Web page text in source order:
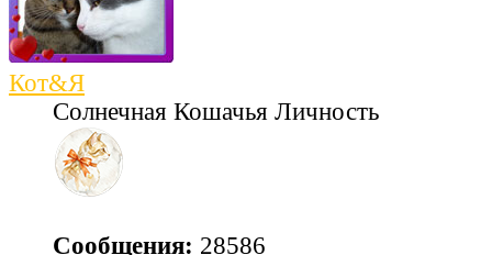
Кот&Я
Солнечная Кошачья Личность
Сообщения: 28586